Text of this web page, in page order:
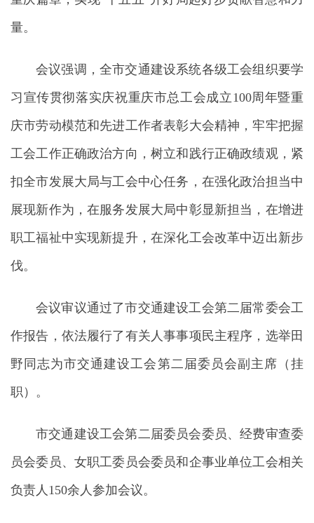
量。
会议强调，全市交通建设系统各级工会组织要学
习宣传贯彻落实庆祝重庆市总工会成立100周年暨重
庆市劳动模范和先进工作者表彰大会精神，牢牢把握
工会工作正确政治方向，树立和践行正确政绩观，紧
扣全市发展大局与工会中心任务，在强化政治担当中
展现新作为，在服务发展大局中彰显新担当，在增进
职工福祉中实现新提升，在深化工会改革中迈出新步
伐。
会议审议通过了市交通建设工会第二届常委会工
作报告，依法履行了有关人事事项民主程序，选举田
野同志为市交通建设工会第二届委员会副主席（挂
职）。
市交通建设工会第二届委员会委员、经费审查委
员会委员、女职工委员会委员和企事业单位工会相关
负责人150余人参加会议。